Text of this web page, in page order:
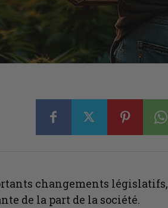
changements législatifs,
de la part de la société.